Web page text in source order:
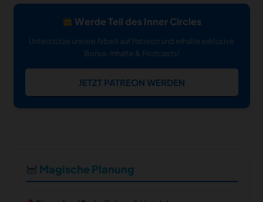
Werde Teil des Inner Circles
Unterstütze unsere Arbeit auf Patreon und erhalte exklusive
Bonus-Inhalte & Podcasts!
JETZT PATREON WERDEN
Magische Planung